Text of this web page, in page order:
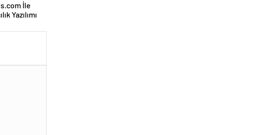
İle
Yazılımı